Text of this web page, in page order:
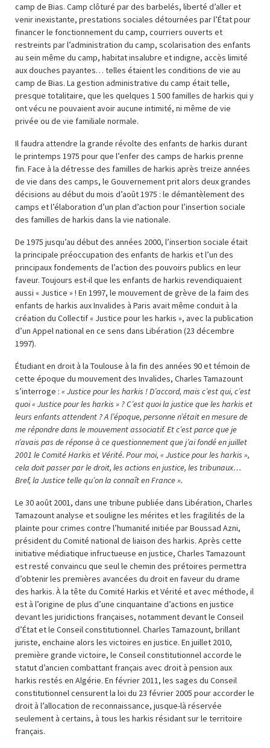
camp de Bias. Camp clôturé par des barbelés, liberté d’aller et
venir inexistante, prestations sociales détournées par l’État pour
financer le fonctionnement du camp, courriers ouverts et
restreints par l’administration du camp, scolarisation des enfants
au sein même du camp, habitat insalubre et indigne, accès limité
aux douches payantes… telles étaient les conditions de vie au
camp de Bias. La gestion administrative du camp était telle,
presque totalitaire, que les quelques 1 500 familles de harkis qui y
ont vécu ne pouvaient avoir aucune intimité, ni même de vie
privée ou de vie familiale normale.
Il faudra attendre la grande révolte des enfants de harkis durant
le printemps 1975 pour que l’enfer des camps de harkis prenne
fin. Face à la détresse des familles de harkis après treize années
de vie dans des camps, le Gouvernement prit alors deux grandes
décisions au début du mois d’août 1975 : le démantèlement des
camps et l’élaboration d’un plan d’action pour l’insertion sociale
des familles de harkis dans la vie nationale.
De 1975 jusqu’au début des années 2000, l’insertion sociale était
la principale préoccupation des enfants de harkis et l’un des
principaux fondements de l’action des pouvoirs publics en leur
faveur. Toujours est-il que les enfants de harkis revendiquaient
aussi « Justice » ! En 1997, le mouvement de grève de la faim des
enfants de harkis aux Invalides à Paris avait même conduit à la
création du Collectif « Justice pour les harkis », avec la publication
d’un Appel national en ce sens dans Libération (23 décembre
1997).
Étudiant en droit à la Toulouse à la fin des années 90 et témoin de
cette époque du mouvement des Invalides, Charles Tamazount
s’interroge : « Justice pour les harkis ! D’accord, mais c’est qui, c’est
quoi « Justice pour les harkis » ? C’est quoi la justice que les harkis et
leurs enfants attendent ? A l’époque, personne n’était en mesure de
me répondre dans le mouvement associatif. Et c’est parce que je
n’avais pas de réponse à ce questionnement que j’ai fondé en juillet
2001 le Comité Harkis et Vérité. Pour moi, « Justice pour les harkis »,
cela doit passer par le droit, les actions en justice, les tribunaux…
Bref, la Justice telle qu’on la connaît en France ».
Le 30 août 2001, dans une tribune publiée dans Libération, Charles
Tamazount analyse et souligne les mérites et les fragilités de la
plainte pour crimes contre l’humanité initiée par Boussad Azni,
président du Comité national de liaison des harkis. Après cette
initiative médiatique infructueuse en justice, Charles Tamazount
est resté convaincu que seul le chemin des prétoires permettra
d’obtenir les premières avancées du droit en faveur du drame
des harkis. À la tête du Comité Harkis et Vérité et avec méthode, il
est à l’origine de plus d’une cinquantaine d’actions en justice
devant les juridictions françaises, notamment devant le Conseil
d’État et le Conseil constitutionnel. Charles Tamazount, brillant
juriste, enchaine alors les victoires en justice. En juillet 2010,
première grande victoire, le Conseil constitutionnel accorde le
statut d’ancien combattant français avec droit à pension aux
harkis restés en Algérie. En février 2011, les sages du Conseil
constitutionnel censurent la loi du 23 février 2005 pour accorder le
droit à l’allocation de reconnaissance, jusque-là réservée
seulement à certains, à tous les harkis résidant sur le territoire
français.